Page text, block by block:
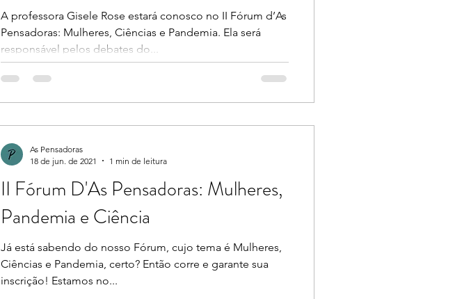
A professora Gisele Rose estará conosco no II Fórum d’As
Pensadoras: Mulheres, Ciências e Pandemia. Ela será
responsável pelos debates do...
II Fórum D'As Pensadoras: Mulheres,
Pandemia e Ciência
Já está sabendo do nosso Fórum, cujo tema é Mulheres,
Ciências e Pandemia, certo? Então corre e garante sua
inscrição! Estamos no...
As Pensadoras
18 de jun. de 2021
1 min de leitura